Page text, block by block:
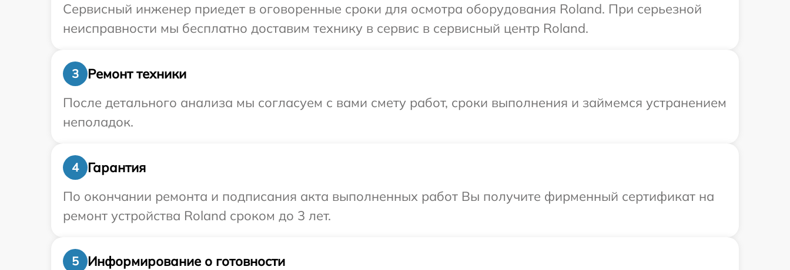
Сервисный инженер приедет в оговоренные сроки для осмотра оборудования Roland. При серьезной
неисправности мы бесплатно доставим технику в сервис в сервисный центр Roland.
3
Ремонт техники
После детального анализа мы согласуем с вами смету работ, сроки выполнения и займемся устранением
неполадок.
4
Гарантия
По окончании ремонта и подписания акта выполненных работ Вы получите фирменный сертификат на
ремонт устройства Roland сроком до 3 лет.
5
Информирование о готовности